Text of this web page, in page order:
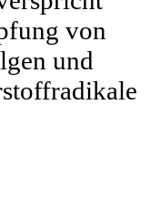
von
und